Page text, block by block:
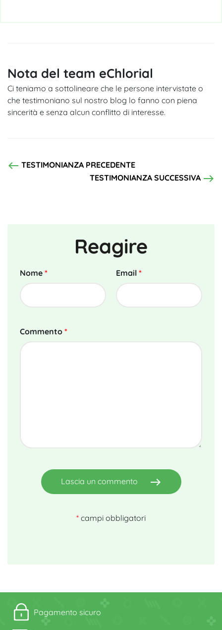
Nota del team eChlorial
Ci teniamo a sottolineare che le persone intervistate o
che testimoniano sul nostro blog lo fanno con piena
sincerità e senza alcun conflitto di interesse.
west TESTIMONIANZA PRECEDENTE
TESTIMONIANZA SUCCESSIVA east
Reagire
Nome * Email *
Commento *
Lascia un commento east
* campi obbligatori
Pagamento sicuro